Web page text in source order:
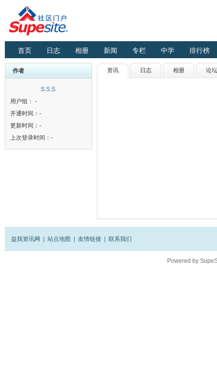
首页 日志 相册 新闻 专栏 中学 排行榜
作者
S.S.S.
用户组： -
开通时间：-
更新时间：-
上次登录时间：-
资讯 日志 相册 论坛
益我资讯网 站点地图 友情链接 联系我们
Powered by